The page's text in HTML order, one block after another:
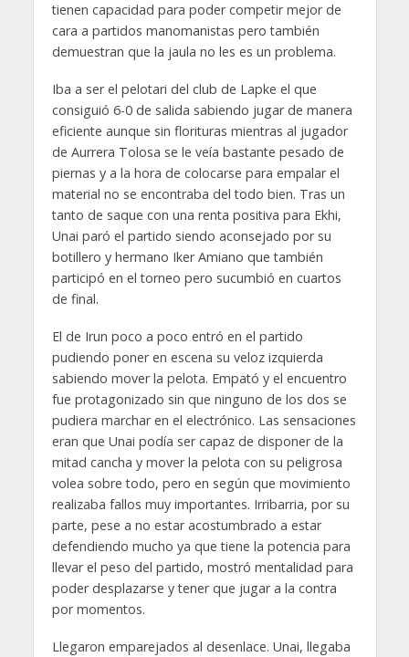
tienen capacidad para poder competir mejor de
cara a partidos manomanistas pero también
demuestran que la jaula no les es un problema.
Iba a ser el pelotari del club de Lapke el que
consiguió 6-0 de salida sabiendo jugar de manera
eficiente aunque sin florituras mientras al jugador
de Aurrera Tolosa se le veía bastante pesado de
piernas y a la hora de colocarse para empalar el
material no se encontraba del todo bien. Tras un
tanto de saque con una renta positiva para Ekhi,
Unai paró el partido siendo aconsejado por su
botillero y hermano Iker Amiano que también
participó en el torneo pero sucumbió en cuartos
de final.
El de Irun poco a poco entró en el partido
pudiendo poner en escena su veloz izquierda
sabiendo mover la pelota. Empató y el encuentro
fue protagonizado sin que ninguno de los dos se
pudiera marchar en el electrónico. Las sensaciones
eran que Unai podía ser capaz de disponer de la
mitad cancha y mover la pelota con su peligrosa
volea sobre todo, pero en según que movimiento
realizaba fallos muy importantes. Irribarria, por su
parte, pese a no estar acostumbrado a estar
defendiendo mucho ya que tiene la potencia para
llevar el peso del partido, mostró mentalidad para
poder desplazarse y tener que jugar a la contra
por momentos.
Llegaron emparejados al desenlace. Unai, llegaba